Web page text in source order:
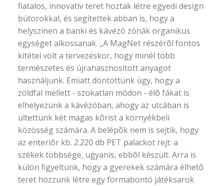
fiatalos, innovatív teret hoztak létre egyedi design
bútorokkal, és segítettek abban is, hogy a
helyszínen a banki és kávézó zónák organikus
egységet alkossanak. „A MagNet részérõl fontos
kitétel volt a tervezéskor, hogy minél több
természetes és újrahasznosított anyagot
használjunk. Emiatt döntöttünk úgy, hogy a
zöldfal mellett - szokatlan módon - élõ fákat is
elhelyezünk a kávézóban, ahogy az utcában is
ültettünk két magas kõrist a környékbeli
közösség számára. A belépõk nem is sejtik, hogy
az enteriõr kb. 2.220 db PET palackot rejt: a
székek többsége, ugyanis, ebbõl készült. Arra is
külön figyeltünk, hogy a gyerekek számára élhetõ
teret hozzunk létre egy formabontó játéksarok